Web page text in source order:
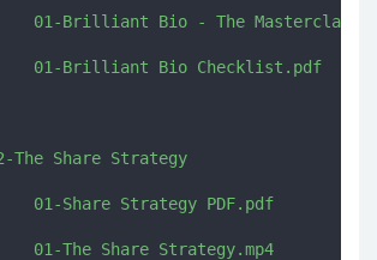
01-Brilliant Bio - The
01-Brilliant Bio Checklist.pdf
The Share Strategy
01-Share Strategy PDF.pdf
01-The Share Strategy.mp4